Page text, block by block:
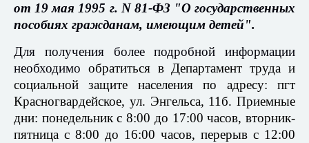
от 19 мая 1995 г. N 81-ФЗ "О государственных
пособиях гражданам, имеющим детей".
Для получения более подробной информации
необходимо обратиться в Департамент труда и
социальной защите населения по адресу: пгт
Красногвардейское, ул. Энгельса, 11б. Приемные
дни: понедельник с 8:00 до 17:00 часов, вторник-
пятница с 8:00 до 16:00 часов, перерыв с 12:00